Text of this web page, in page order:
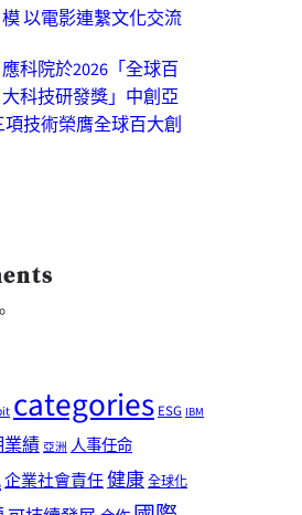
模 以電影連繫文化交流
應科院於2026「全球百
大科技研發獎」中創亞
技術榮膺全球百大創
categories ESG IBM
業績 亞洲 人事任命
企業社會責任健康全球化